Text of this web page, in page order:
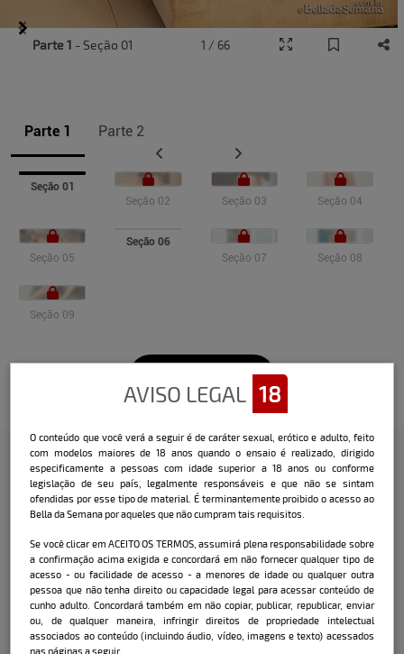
Parte 1 Parte 2
Seção 01
Seção 02
Seção 03 Seção 04
Seção 05
Seção 06
Seção 07
Seção 08
Seção 09
Item Parte 1 - Seção 01 1 / 66
Confira a entrevista que o Bella
fez com a modelo:
Delicada, rosto de bonequinha e corpo perfeito.
Paula Fernandes é uma bela estudante (no maior
estilo ninfetinha) que deixou os seguidores
enlouquecidos durante o ensaio ao vivo! Essa
curitibana tem mania de andar nua pela casa, já
transou na beira de uma cachoeira e adora
AVISO LEGAL 18
O conteúdo que você verá a seguir é de caráter sexual, erótico e adulto, feito
com modelos maiores de 18 anos quando o ensaio é realizado, dirigido
especificamente a pessoas com idade superior a 18 anos ou conforme
legislação de seu país, legalmente responsáveis e que não se sintam
ofendidas por esse tipo de material. É terminantemente proibido o acesso ao
Bella da Semana por aqueles que não cumpram tais requisitos.
Se você clicar em ACEITO OS TERMOS, assumirá plena responsabilidade sobre
a confirmação acima exigida e concordará em não fornecer qualquer tipo de
acesso - ou facilidade de acesso - a menores de idade ou qualquer outra
pessoa que não tenha direito ou capacidade legal para acessar conteúdo de
cunho adulto. Concordará também em não copiar, publicar, republicar, enviar
ou, de qualquer maneira, infringir direitos de propriedade intelectual
associados ao conteúdo (incluindo áudio, vídeo, imagens e texto) acessados
nas páginas a seguir.